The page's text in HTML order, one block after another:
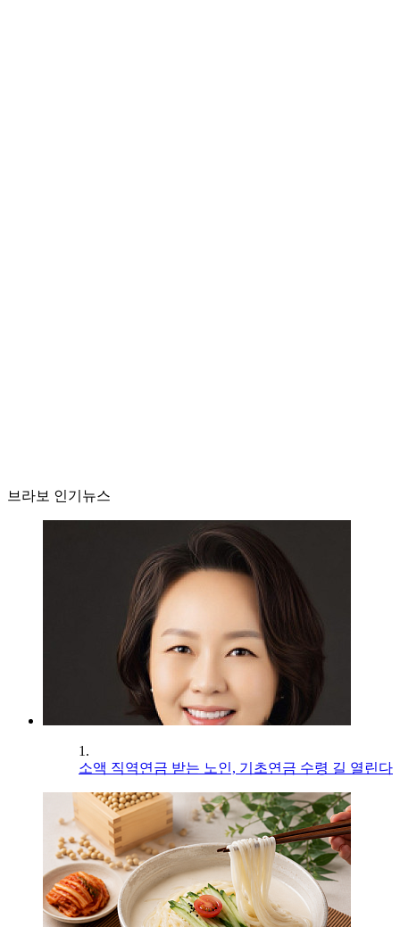
브라보 인기뉴스
1.
소액 직역연금 받는 노인, 기초연금 수령 길 열린다